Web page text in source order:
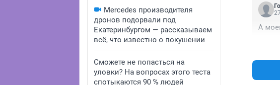
Mercedes производителя
дронов подорвали под
Екатеринбургом — рассказываем
всё, что известно о покушении
Сможете не попасться на
уловки? На вопросах этого теста
спотыкаются 90 % людей
А